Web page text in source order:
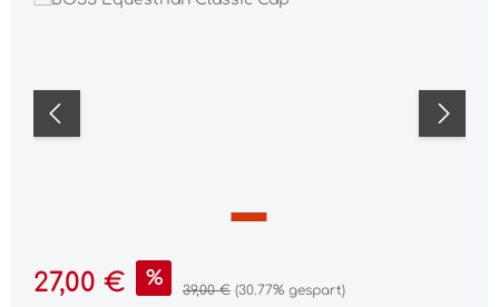
Verkaufspreis:
27,00 € % Regulärer Preis:
39,00 € (30.77% gespart)